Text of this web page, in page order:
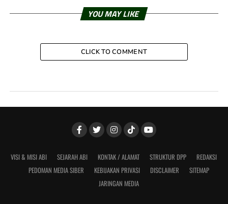
YOU MAY LIKE
CLICK TO COMMENT
VISI & MISI ABI SEJARAH ABI KONTAK / ALAMAT STRUKTUR DPP
REDAKSI
PEDOMAN MEDIA SIBER
KEBIJAKAN PRIVASI DISCLAIMER
SITEMAP
JARINGAN MEDIA